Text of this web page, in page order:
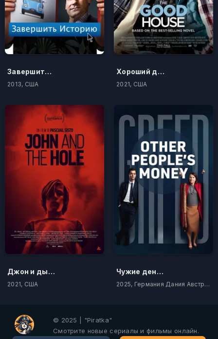
Завершить историю
2013, США
Хороший дом
2021, США
Джон и дыра
2021, США
Чужие деньги
2025, Германия Дания Австрия
© 2025 | "Piratka"
Смотрите новые сериалы и фильмы онлайн.